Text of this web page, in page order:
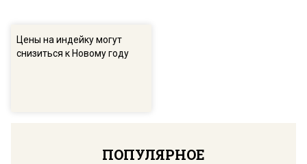
Цены на индейку могут
снизиться к Новому году
ПОПУЛЯРНОЕ